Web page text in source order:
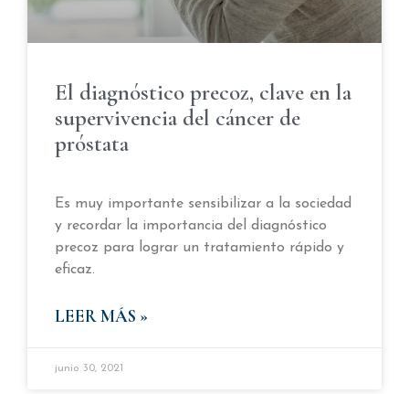
El diagnóstico precoz, clave en la
supervivencia del cáncer de
próstata
Es muy importante sensibilizar a la sociedad
y recordar la importancia del diagnóstico
precoz para lograr un tratamiento rápido y
eficaz.
LEER MÁS »
junio 30, 2021